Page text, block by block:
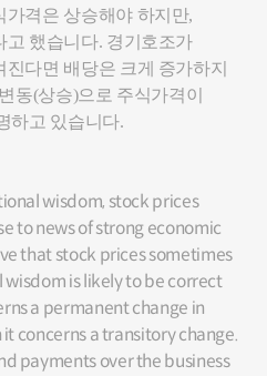
가격은 상승해야 하지만,
고 했습니다. 경기호조가
다면 배당은 크게 증가하지
동(상승)으로 주식가격이
하고 있습니다.
wisdom, stock prices
to news of strong economic
that stock prices sometimes
wisdom is likely to be correct
a permanent change in
concerns a transitory change.
payments over the business